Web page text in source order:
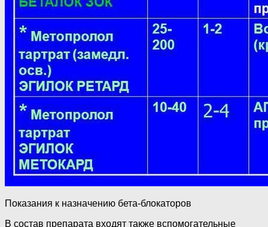
Показания к назначению бета-блокаторов
В состав препарата входят также вспомогательные